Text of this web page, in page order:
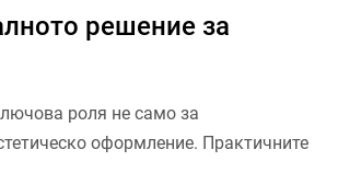
решение за
роля не само за
оформление. Практичните